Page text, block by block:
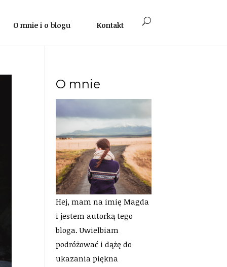
O mnie i o blogu Kontakt
O mnie
Hej, mam na imię Magda
i jestem autorką tego
bloga. Uwielbiam
podróżować i dążę do
ukazania piękna